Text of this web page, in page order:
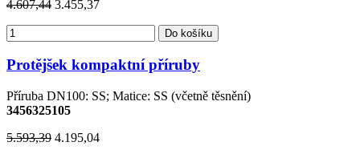
4.607,44 3.455,37
Do košíku
Protějšek kompaktní příruby
Příruba DN100: SS; Matice: SS (včetně těsnění)
3456325105
5.593,39 4.195,04